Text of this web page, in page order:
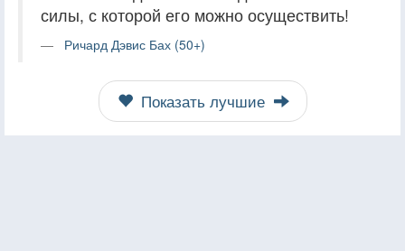
силы, с которой его можно осуществить!
Ричард Дэвис Бах (50+)
Показать лучшие